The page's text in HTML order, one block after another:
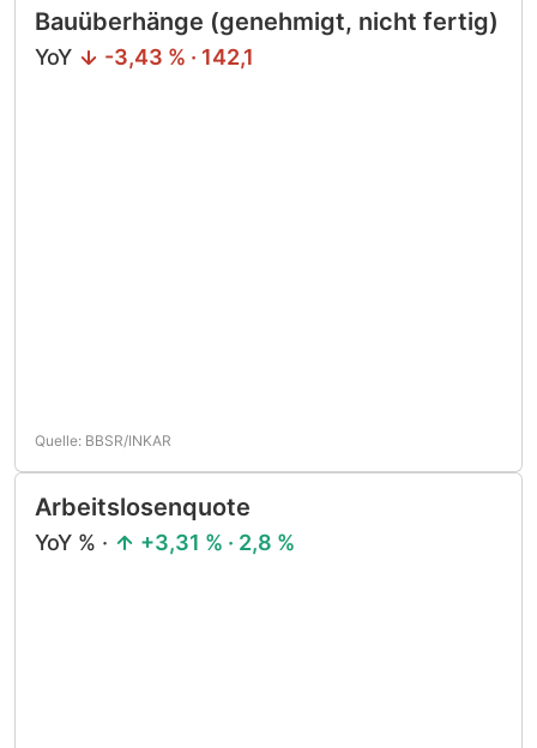
Bauüberhänge (genehmigt, nicht fertig)
YoY -3,43 % · 142,1
Quelle: BBSR/INKAR
Arbeitslosenquote
YoY % · +3,31 % · 2,8 %